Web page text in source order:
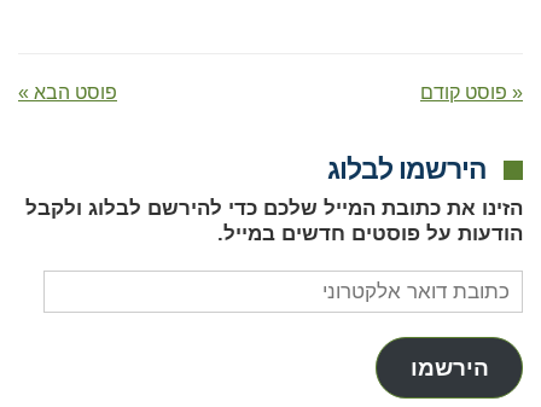
« פוסט קודם פוסט הבא »
הירשמו לבלוג
הזינו את כתובת המייל שלכם כדי להירשם לבלוג ולקבל
הודעות על פוסטים חדשים במייל.
כתובת
דואר
אלקטרוני
הירשמו